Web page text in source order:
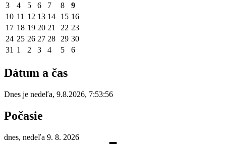
3
4 5 6 7 8
9
10 11 12 13 14 15 16
17 18 19 20 21 22 23
24 25 26 27 28 29 30
31 1 2 3 4 5 6
Dátum a čas
Dnes je nedeľa, 9.8.2026, 7:53:56
Počasie
dnes, nedeľa 9. 8. 2026